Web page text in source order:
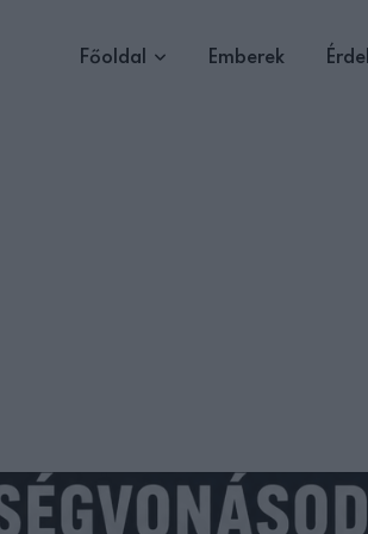
Főoldal Emberek